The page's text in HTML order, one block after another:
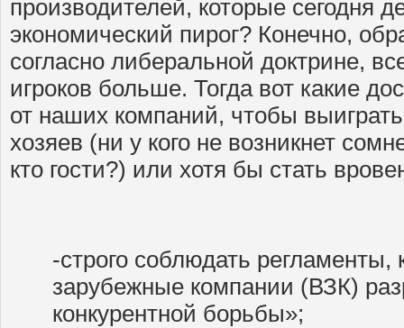
производителей, которые сегодня
экономический пирог? Конечно,
согласно либеральной доктрине,
игроков больше. Тогда вот какие
от наших компаний, чтобы
хозяев (ни у кого не возникнет
кто гости?) или хотя бы стать
-строго соблюдать
зарубежные компании (ВЗК)
конкурентной борьбы»;